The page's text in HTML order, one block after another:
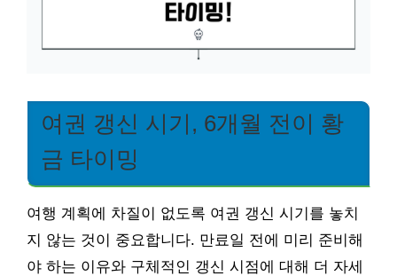
여권 갱신 시기, 6개월 전이 황
금 타이밍
여행 계획에 차질이 없도록 여권 갱신 시기를 놓치
지 않는 것이 중요합니다. 만료일 전에 미리 준비해
야 하는 이유와 구체적인 갱신 시점에 대해 더 자세